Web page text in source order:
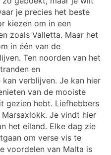
je precies het beste
kiezen om in een
zoals Valletta. Maar het
in één van de
Ten noorden van het
en
kan verblijven. Je kan hier
van de mooiste
gezien hebt. Liefhebbers
Je vindt hier
het eiland. Elke dag zie
om verse vis te
voordelen van Malta is